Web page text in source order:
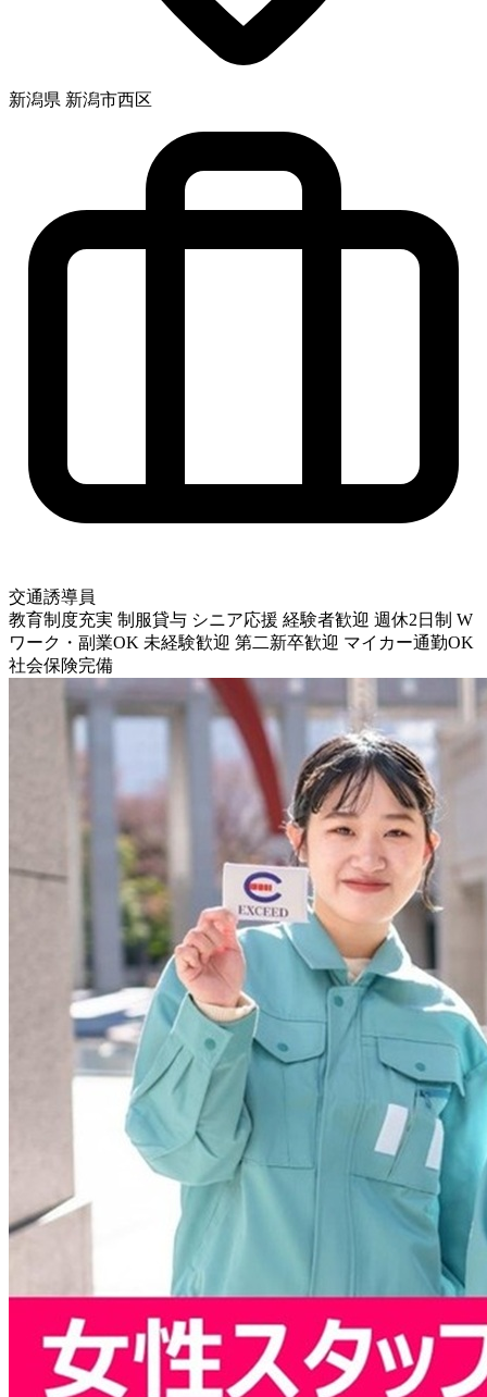
新潟県 新潟市西区
交通誘導員
教育制度充実 制服貸与 シニア応援 経験者歓迎 週休2日制 W
ワーク・副業OK 未経験歓迎 第二新卒歓迎 マイカー通勤OK
社会保険完備